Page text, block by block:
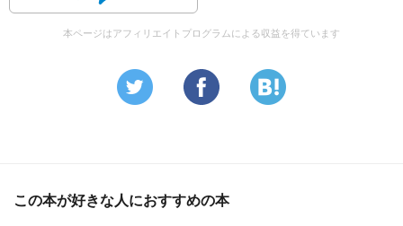
本ページはアフィリエイトプログラムによる収益を得ています
この本が好きな人におすすめの本